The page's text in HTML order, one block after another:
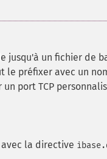
jusqu'à un fichier de
le préfixer avec un
un port TCP
la directive